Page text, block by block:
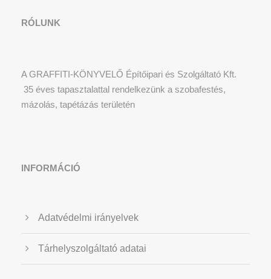
RÓLUNK
A GRAFFITI-KÖNYVELŐ Építőipari és Szolgáltató Kft.
35 éves tapasztalattal rendelkezünk a szobafestés,
mázolás, tapétázás területén
INFORMÁCIÓ
Adatvédelmi irányelvek
Tárhelyszolgáltató adatai